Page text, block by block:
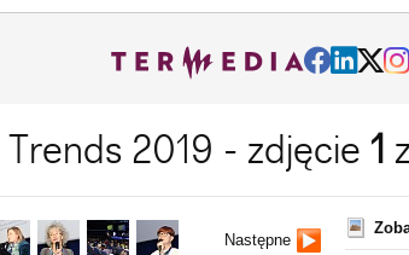
2019 - zdjęcie 1 z
Następne